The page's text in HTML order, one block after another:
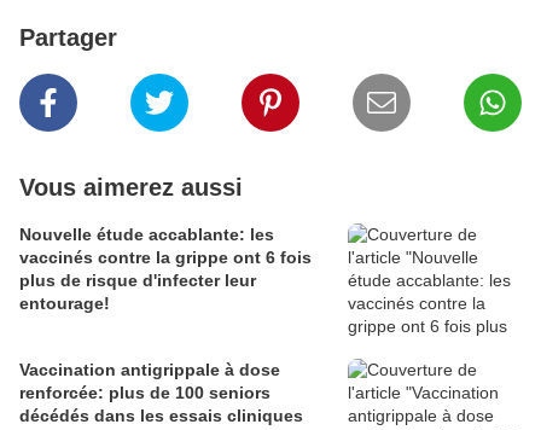
Partager
Vous aimerez aussi
Nouvelle étude accablante: les
vaccinés contre la grippe ont 6 fois
plus de risque d'infecter leur
entourage!
Vaccination antigrippale à dose
renforcée: plus de 100 seniors
décédés dans les essais cliniques